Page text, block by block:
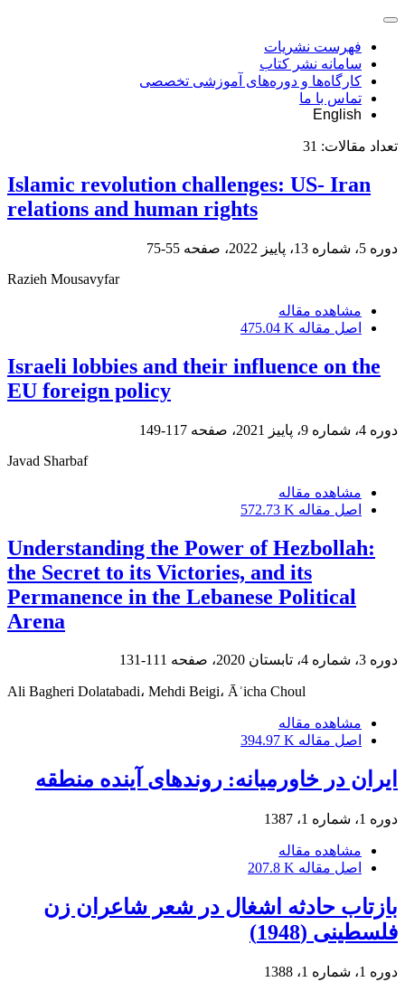
فهرست نشریات
سامانه نشر کتاب
کارگاه‌ها و دوره‌های آموزشی تخصصی
تماس با ما
English
تعداد مقالات: 31
Islamic revolution challenges: US- Iran
relations and human rights
دوره 5، شماره 13، پاییز 2022، صفحه
55-75
Razieh Mousavyfar
مشاهده مقاله
اصل مقاله 475.04 K
Israeli lobbies and their influence on the
EU foreign policy
دوره 4، شماره 9، پاییز 2021، صفحه
117-149
Javad Sharbaf
مشاهده مقاله
اصل مقاله 572.73 K
Understanding the Power of Hezbollah:
the Secret to its Victories, and its
Permanence in the Lebanese Political
Arena
دوره 3، شماره 4، تابستان 2020، صفحه 111-131
Ali Bagheri Dolatabadi، Mehdi Beigi، Āʾicha Choul
مشاهده مقاله
اصل مقاله 394.97 K
ایران در خاورمیانه: روندهای آینده منطقه
دوره 1، شماره 1، 1387
مشاهده مقاله
اصل مقاله 207.8 K
بازتاب حادثه اشغال در شعر شاعران زن
فلسطینی (1948)
دوره 1، شماره 1، 1388